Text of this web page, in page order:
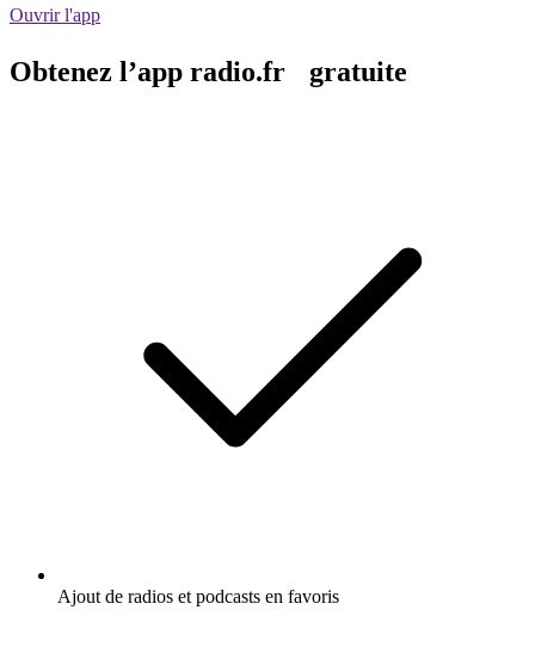
Ouvrir l'app
Obtenez l’app radio.fr gratuite
Ajout de radios et podcasts en favoris